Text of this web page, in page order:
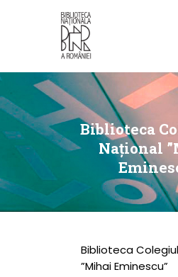
Biblioteca
Național
DESPRE NOI
PERMISUL MEU
BIBLIOTECĂ
CATALOAGE ȘI
COLECȚII
BIBLIOTECA
EVENIMENTE
CULTURALE
Biblioteca
”Mihai Eminescu”